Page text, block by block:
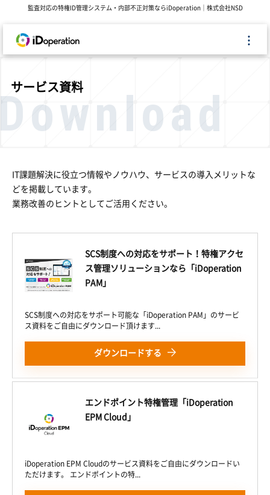
監査対応の特権ID管理システム・内部不正対策ならiDoperation｜株式会社NSD
サービス資料
IT課題解決に役立つ情報やノウハウ、サービスの導入メリットな
どを掲載しています。
業務改善のヒントとしてご活用ください。
SCS制度への対応をサポート！特権アクセ
ス管理ソリューションなら「iDoperation
PAM」
SCS制度への対応をサポート可能な「iDoperation PAM」のサービ
ス資料をご自由にダウンロード頂けます...
ダウンロードする
エンドポイント特権管理「iDoperation
EPM Cloud」
iDoperation EPM Cloudのサービス資料をご自由にダウンロードい
ただけます。 エンドポイントの特...